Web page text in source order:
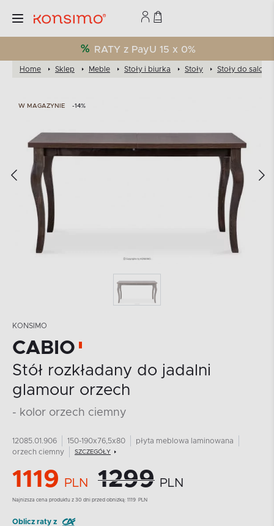
RATY z PayU 15 x 0%
Home Sklep Meble Stoły i biurka Stoły Stoły do salonu
W MAGAZYNIE -14%
KONSIMO
CABIO
Stół rozkładany do jadalni
glamour orzech
- kolor orzech ciemny
12085.01.906 150-190x76,5x80
płyta meblowa laminowana
orzech ciemny
SZCZEGÓŁY
1119 PLN 1299 PLN
Najnizsza cena produktu z 30 dni przed obniżką: 1119 PLN
Oblicz raty z